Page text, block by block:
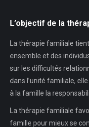
L’objectif de la
La thérapie familiale
ensemble et des
sur les difficultés
dans l’unité familiale,
à la famille la
La thérapie familiale
famille pour mieux se